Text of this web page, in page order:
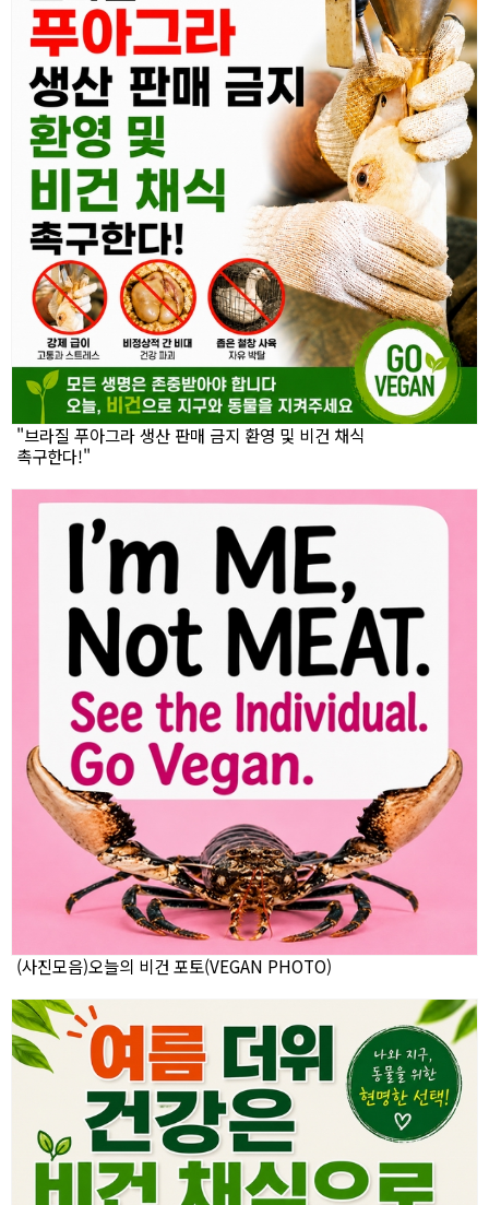
"브라질 푸아그라 생산 판매 금지 환영 및 비건 채식
촉구한다!"
(사진모음)오늘의 비건 포토(VEGAN PHOTO)